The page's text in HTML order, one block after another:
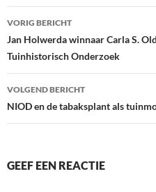
b
o
o
k
er e
dI
n
Berichtnavigatie
VORIG BERICHT
Jan Holwerda winnaar Carla S.
Tuinhistorisch Onderzoek
VOLGEND BERICHT
NIOD en de tabaksplant als
GEEF EEN REACTIE